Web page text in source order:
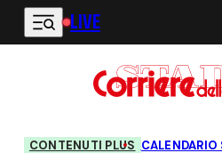
Vai al contenuto principale
LIVE
CONTENUTI PLUS CALENDARIO